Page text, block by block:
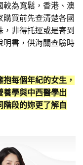
較為寬鬆，香港、澳
購買前先查清楚各國
非得托運或是寄到
明書，供海關查驗時
每個年紀的女生，
養學與中西醫學出
階段的妳更了解自